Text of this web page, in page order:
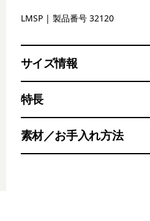
Luminous Pink
LMSP | 製品番号 32120
サイズ情報
特長
素材／お手入れ方法